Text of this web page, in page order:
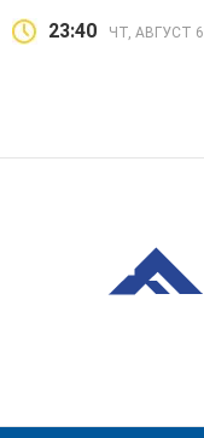
23:40 ЧТ, АВГУСТ 6